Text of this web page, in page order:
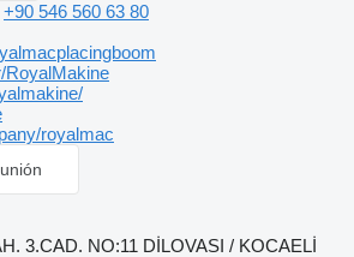
+90 546 560 63 80
RoyalMakine
royalmac
3.CAD. NO:11 DİLOVASI / KOCAELİ